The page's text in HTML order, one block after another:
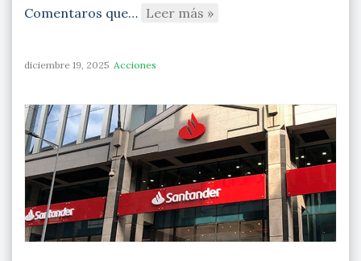
Comentaros que… Leer más »
diciembre 19, 2025 Acciones